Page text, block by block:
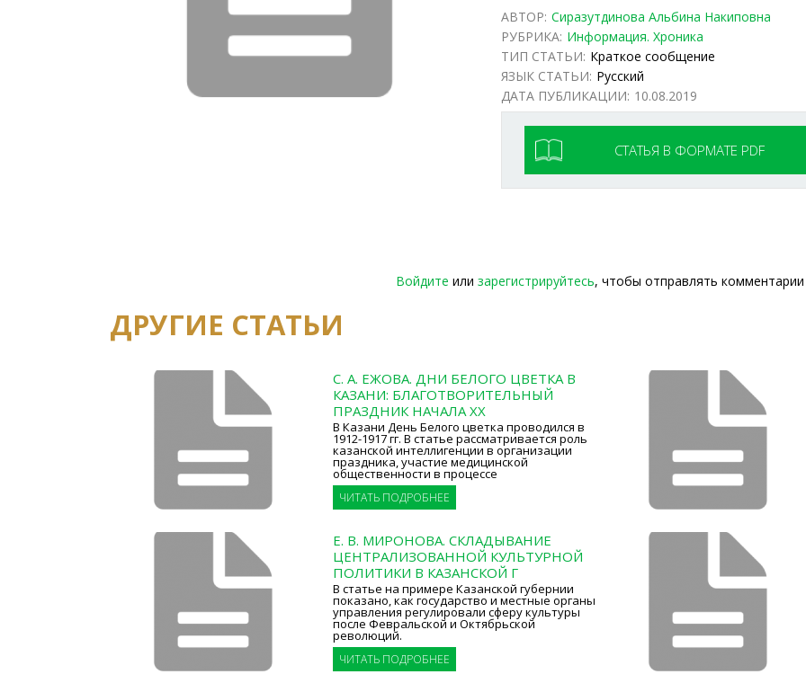
АВТОР: Сиразутдинова Альбина Накиповна
РУБРИКА: Информация. Хроника
ТИП СТАТЬИ: Краткое сообщение
ЯЗЫК СТАТЬИ: Русский
ДАТА ПУБЛИКАЦИИ: 10.08.2019
СТАТЬЯ В ФОРМАТЕ PDF
Войдите или зарегистрируйтесь, чтобы отправлять комментарии
ДРУГИЕ СТАТЬИ
С. А. ЕЖОВА. ДНИ БЕЛОГО ЦВЕТКА В
КАЗАНИ: БЛАГОТВОРИТЕЛЬНЫЙ
ПРАЗДНИК НАЧАЛА XX
В Казани День Белого цветка проводился в
1912-1917 гг. В статье рассматривается роль
казанской интеллигенции в организации
праздника, участие медицинской
общественности в процессе
ЧИТАТЬ ПОДРОБНЕЕ
Е. В. МИРОНОВА. СКЛАДЫВАНИЕ
ЦЕНТРАЛИЗОВАННОЙ КУЛЬТУРНОЙ
ПОЛИТИКИ В КАЗАНСКОЙ Г
В статье на примере Казанской губернии
показано, как государство и местные органы
управления регулировали сферу культуры
после Февральской и Октябрьской
революций.
ЧИТАТЬ ПОДРОБНЕЕ